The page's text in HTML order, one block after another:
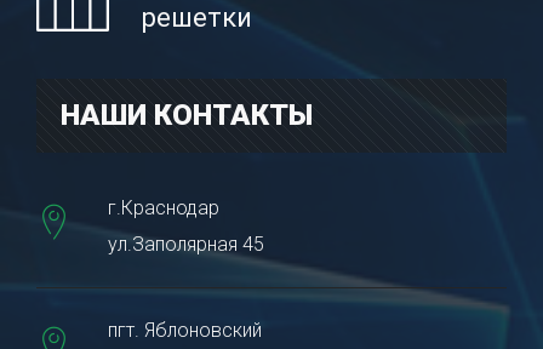
решетки
НАШИ КОНТАКТЫ
г.Краснодар
ул.Заполярная 45
пгт. Яблоновский